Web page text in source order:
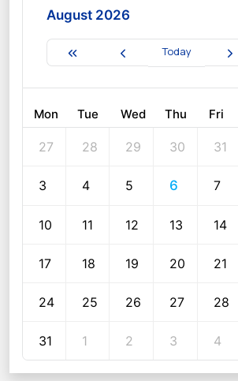
August 2026
Today
Mon Tue Wed Thu Fri
27 28 29 30 31
3 4 5 6 7
10 11 12 13 14
17 18 19 20 21
24 25 26 27 28
31 1 2 3 4